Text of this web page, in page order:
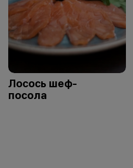
Лосось шеф-
посола